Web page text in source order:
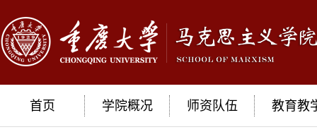
首页 学院概况 师资队伍 教育教